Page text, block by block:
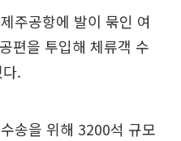
주공항에 발이 묶인 여
편을 투입해 체류객 수
.
송을 위해 3200석 규모